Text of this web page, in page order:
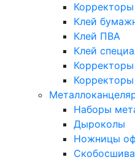
Клей
Клей ПВА
Клей
Наборы
Дыроколы
Ножницы